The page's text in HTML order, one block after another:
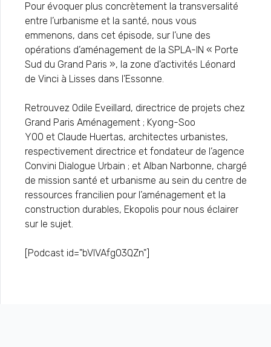
Pour évoquer plus concrètement la transversalité
entre l’urbanisme et la santé, nous vous
emmenons, dans cet épisode, sur l’une des
opérations d’aménagement de la SPLA-IN « Porte
Sud du Grand Paris », la zone d’activités Léonard
de Vinci à Lisses dans l’Essonne.
Retrouvez Odile Eveillard, directrice de projets chez
Grand Paris Aménagement ; Kyong-Soo
YOO et Claude Huertas, architectes urbanistes,
respectivement directrice et fondateur de l’agence
Convini Dialogue Urbain ; et Alban Narbonne, chargé
de mission santé et urbanisme au sein du centre de
ressources francilien pour l’aménagement et la
construction durables, Ekopolis pour nous éclairer
sur le sujet.
[Podcast id="bVlVAfg03QZn"]